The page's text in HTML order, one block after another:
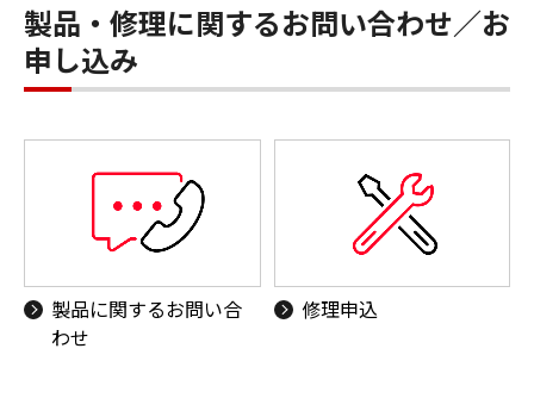
製品・修理に関するお問い合わせ／お
申し込み
製品に関するお問い合
わせ
修理申込